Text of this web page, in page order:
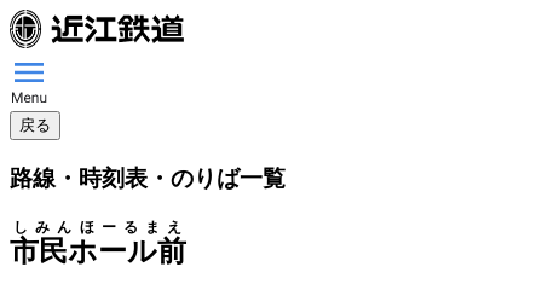
戻る
路線・時刻表・のりば一覧
市民ホール前
しみんほーるまえ